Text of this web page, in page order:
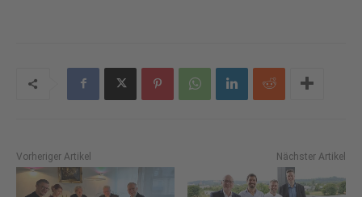
Vorheriger Artikel Nächster Artikel